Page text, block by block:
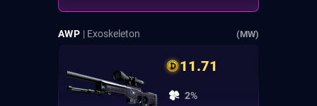
AWP | Exoskeleton (MW)
11.71
2%